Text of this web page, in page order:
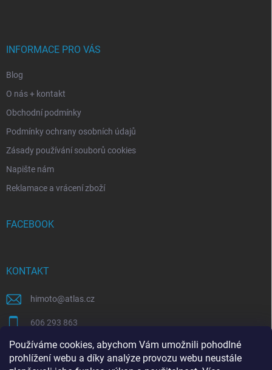
Používáme cookies, abychom Vám umožnili pohodlné
prohlížení webu a díky analýze provozu webu neustále
INFORMACE PRO VÁS
Blog
O nás + kontakt
Obchodní podmínky
Podmínky ochrany osobních údajů
Zásady používání souborů cookies
Napište nám
Reklamace a vrácení zboží
FACEBOOK
KONTAKT
himoto@atlas.cz
606 293 863
https://www.facebook.com/himotocz